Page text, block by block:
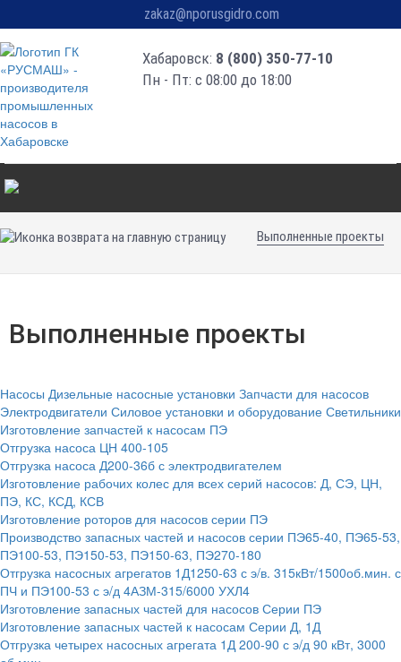
zakaz@nporusgidro.com
Хабаровск: 8 (800) 350-77-10
Пн - Пт: с 08:00 до 18:00
Выполненные проекты
Выполненные проекты
Насосы Дизельные насосные установки Запчасти для насосов
Электродвигатели Силовое установки и оборудование Светильники
Изготовление запчастей к насосам ПЭ
Отгрузка насоса ЦН 400-105
Отгрузка насоса Д200-36б с электродвигателем
Изготовление рабочих колес для всех серий насосов: Д, СЭ, ЦН,
ПЭ, КС, КСД, КСВ
Изготовление роторов для насосов серии ПЭ
Производство запасных частей и насосов серии ПЭ65-40, ПЭ65-53,
ПЭ100-53, ПЭ150-53, ПЭ150-63, ПЭ270-180
Отгрузка насосных агрегатов 1Д1250-63 с э/в. 315кВт/1500об.мин. с
ПЧ и ПЭ100-53 с э/д 4АЗМ-315/6000 УХЛ4
Изготовление запасных частей для насосов Серии ПЭ
Изготовление запасных частей к насосам Серии Д, 1Д
Отгрузка четырех насосных агрегата 1Д 200-90 с э/д 90 кВт, 3000